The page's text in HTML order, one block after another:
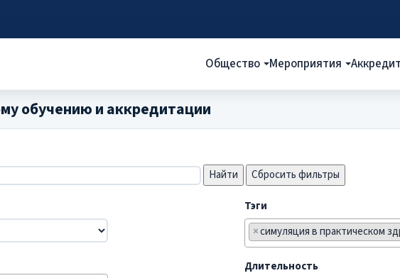
Общество Мероприятия
обучению и аккредитации
Сбросить фильтры
Тэги
×симуляция в практическом
Длительность